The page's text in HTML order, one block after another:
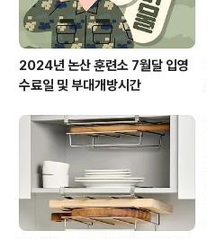
2024년 논산 훈련소 7월달 입영
수료일 및 부대개방시간